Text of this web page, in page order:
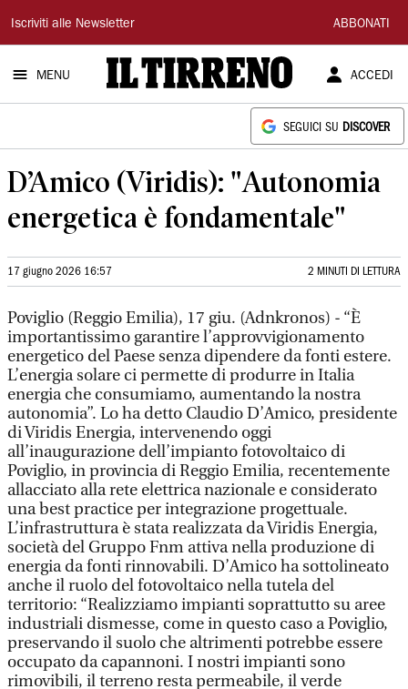
Il
Tirreno
Iscriviti alle Newsletter ABBONATI
MENU ACCEDI
SEGUICI SU DISCOVER
D’Amico (Viridis): "Autonomia
energetica è fondamentale"
17 giugno 2026 16:57 2 MINUTI DI LETTURA
Poviglio (Reggio Emilia), 17 giu. (Adnkronos) - “È
importantissimo garantire l’approvvigionamento
energetico del Paese senza dipendere da fonti estere.
L’energia solare ci permette di produrre in Italia
energia che consumiamo, aumentando la nostra
autonomia”. Lo ha detto Claudio D’Amico, presidente
di Viridis Energia, intervenendo oggi
all’inaugurazione dell’impianto fotovoltaico di
Poviglio, in provincia di Reggio Emilia, recentemente
allacciato alla rete elettrica nazionale e considerato
una best practice per integrazione progettuale.
L’infrastruttura è stata realizzata da Viridis Energia,
società del Gruppo Fnm attiva nella produzione di
energia da fonti rinnovabili. D’Amico ha sottolineato
anche il ruolo del fotovoltaico nella tutela del
territorio: “Realizziamo impianti soprattutto su aree
industriali dismesse, come in questo caso a Poviglio,
preservando il suolo che altrimenti potrebbe essere
occupato da capannoni. I nostri impianti sono
rimovibili, il terreno resta permeabile, il verde